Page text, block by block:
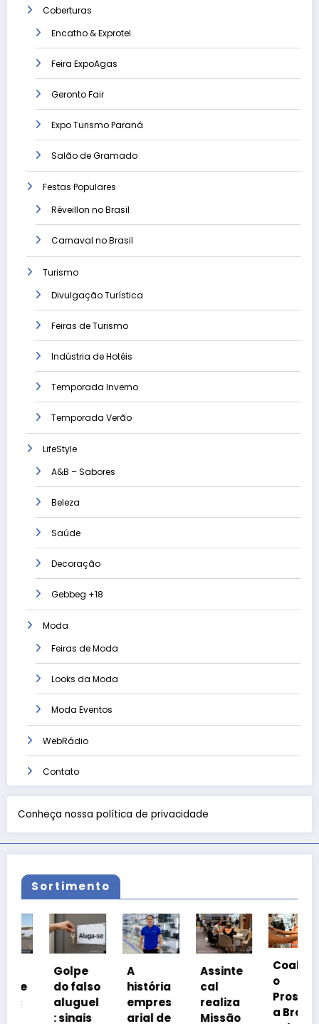
Coberturas
Encatho & Exprotel
Feira ExpoAgas
Geronto Fair
Expo Turismo Paraná
Salão de Gramado
Festas Populares
Réveillon no Brasil
Carnaval no Brasil
Turismo
Divulgação Turística
Feiras de Turismo
Indústria de Hotéis
Temporada Inverno
Temporada Verão
LifeStyle
A&B – Sabores
Beleza
Saúde
Decoração
Gebbeg +18
Moda
Feiras de Moda
Looks da Moda
Moda Eventos
WebRádio
Contato
Conheça nossa política de privacidade
Sortimento
Golpe
do falso
aluguel
: sinais
história
empres
arial de
Assinte
realiza
Missão
Coalizã
Prosper
a Brasil